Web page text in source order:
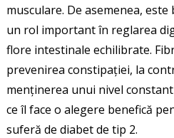
musculare. De asemenea,
un rol important în reglarea
flore intestinale echilibrate.
prevenirea constipației, la
menținerea unui nivel
ce îl face o alegere benefică
suferă de diabet de tip 2.